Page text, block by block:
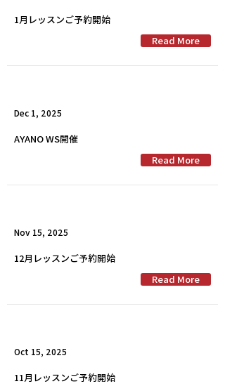
1月レッスンご予約開始
Read More
Dec 1, 2025
AYANO WS開催
Read More
Nov 15, 2025
12月レッスンご予約開始
Read More
Oct 15, 2025
11月レッスンご予約開始